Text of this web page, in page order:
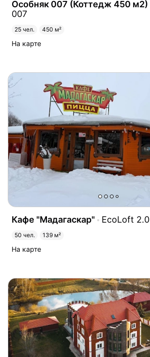
Особняк 007 (Коттедж 450 м2)
007
25 чел. 450 м²
На карте
Кафе "Мадагаскар" EcoLoft 2.0
50 чел. 139 м²
На карте